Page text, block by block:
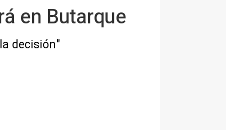
en Butarque
decisión"